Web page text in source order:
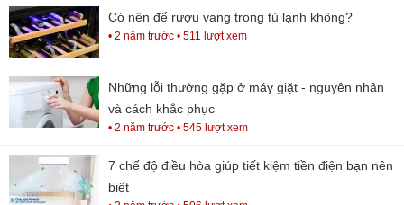
Có nên để rượu vang trong tủ lạnh không?
• 2 năm trước • 511 lượt xem
Những lỗi thường gặp ở máy giặt - nguyên nhân
và cách khắc phục
• 2 năm trước • 545 lượt xem
7 chế độ điều hòa giúp tiết kiệm tiền điện bạn nên
biết